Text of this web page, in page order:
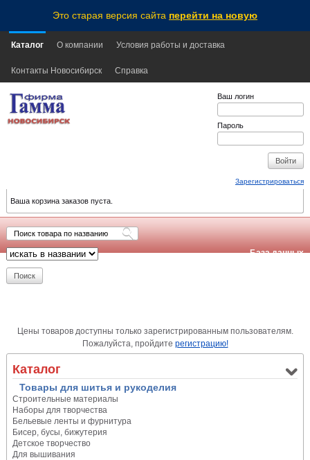
Это старая версия сайта перейти на новую
Каталог О компании Условия работы и доставка
Контакты Новосибирск Справка
Ваш логин
Пароль
Зарегистрироваться
Ваша корзина заказов пуста.
База данных
Цены товаров доступны только зарегистрированным пользователям.
Пожалуйста, пройдите регистрацию!
Каталог
Товары для шитья и рукоделия
Строительные материалы
Наборы для творчества
Бельевые ленты и фурнитура
Бисер, бусы, бижутерия
Детское творчество
Для вышивания